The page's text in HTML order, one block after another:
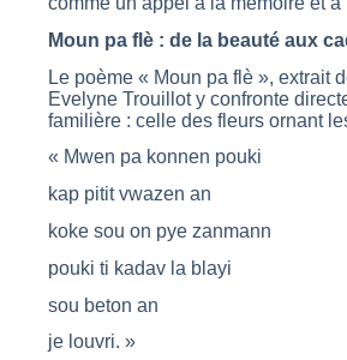
Moun pa flè : de la beauté aux
Le poème « Moun pa flè », extrait
Evelyne Trouillot y confronte
familière : celle des fleurs ornant
« Mwen pa konnen pouki
kap pitit vwazen an
koke sou on pye zanmann
pouki ti kadav la blayi
sou beton an
je louvri. »